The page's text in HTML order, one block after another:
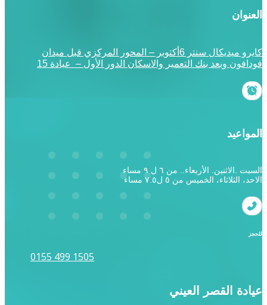
عيادة القصر العيني
العنوان
كايرو ميديكال سنتر 6أكتوبر – المحور المركزي قبل ميدان
فودافون وبعد بنك التعمير والاسكان الدور الأول – عيادة 15
المواعيد
السبت .الاثنين. الأربعاء.. من ٦ ل ٩ مساء
الاحد، الثلاثاء، الخميس من ٥ ل٧.٥ مساء
للحجز
0155 499 1505